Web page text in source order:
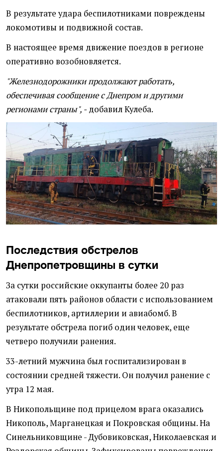
В результате удара беспилотниками повреждены
локомотивы и подвижной состав.
В настоящее время движение поездов в регионе
оперативно возобновляется.
"Железнодорожники продолжают работать,
обеспечивая сообщение с Днепром и другими
регионами страны", - добавил Кулеба.
Последствия обстрелов
Днепропетровщины в сутки
За сутки российские оккупанты более 20 раз
атаковали пять районов области с использованием
беспилотников, артиллерии и авиабомб. В
результате обстрела погиб один человек, еще
четверо получили ранения.
33-летний мужчина был госпитализирован в
состоянии средней тяжести. Он получил ранение с
утра 12 мая.
В Никопольщине под прицелом врага оказались
Никополь, Марганецкая и Покровская общины. На
Синельниковщине - Дубовиковская, Николаевская и